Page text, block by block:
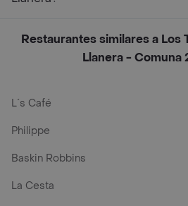
Restaurantes similares a Los
Llanera - Comuna
L´s Café
Philippe
Baskin Robbins
La Cesta